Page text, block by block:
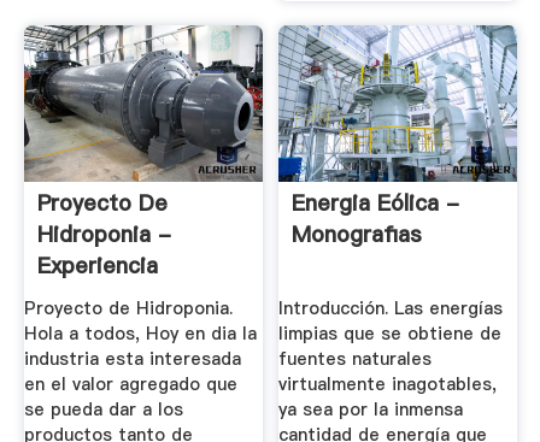
Proyecto De
Hidroponia -
Experiencia
Agroindustrial
Proyecto de Hidroponia.
Hola a todos, Hoy en dia la
industria esta interesada
en el valor agregado que
se pueda dar a los
productos tanto de
Energia Eólica -
Monografias
Introducción. Las energías
limpias que se obtiene de
fuentes naturales
virtualmente inagotables,
ya sea por la inmensa
cantidad de energía que